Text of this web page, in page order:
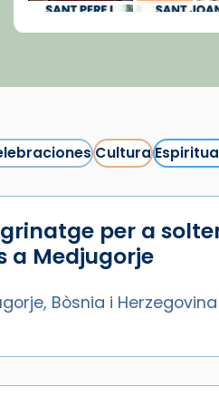
Cargar más...
Cultura
per a
a Medjugorje
Bòsnia i Herzegovina